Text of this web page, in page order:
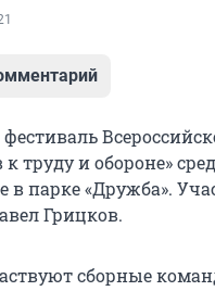
к труду и обороне»
парке «Дружба».
Грицков.
сборные